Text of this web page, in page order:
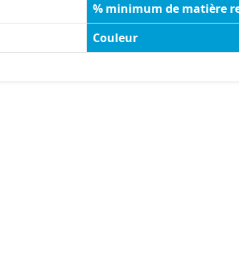
% minimum de matière
Couleur